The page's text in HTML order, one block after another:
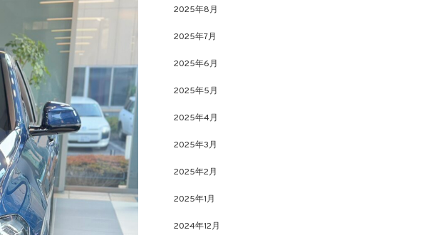
2025年8月
2025年7月
2025年6月
2025年5月
2025年4月
2025年3月
2025年2月
2025年1月
2024年12月